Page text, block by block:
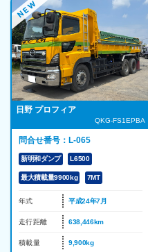
日野 プロフィア
QKG-FS1EPBA
問合せ番号：L-065
新明和ダンプ L6500
最大積載量9900kg 7MT
年式 平成24年7月
走行距離 638,446km
積載量 9,900kg